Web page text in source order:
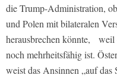
die Trump-Administration,
und Polen mit bilateralen
herausbrechen könnte, weil
noch mehrheitsfähig ist.
weist das Ansinnen „auf das